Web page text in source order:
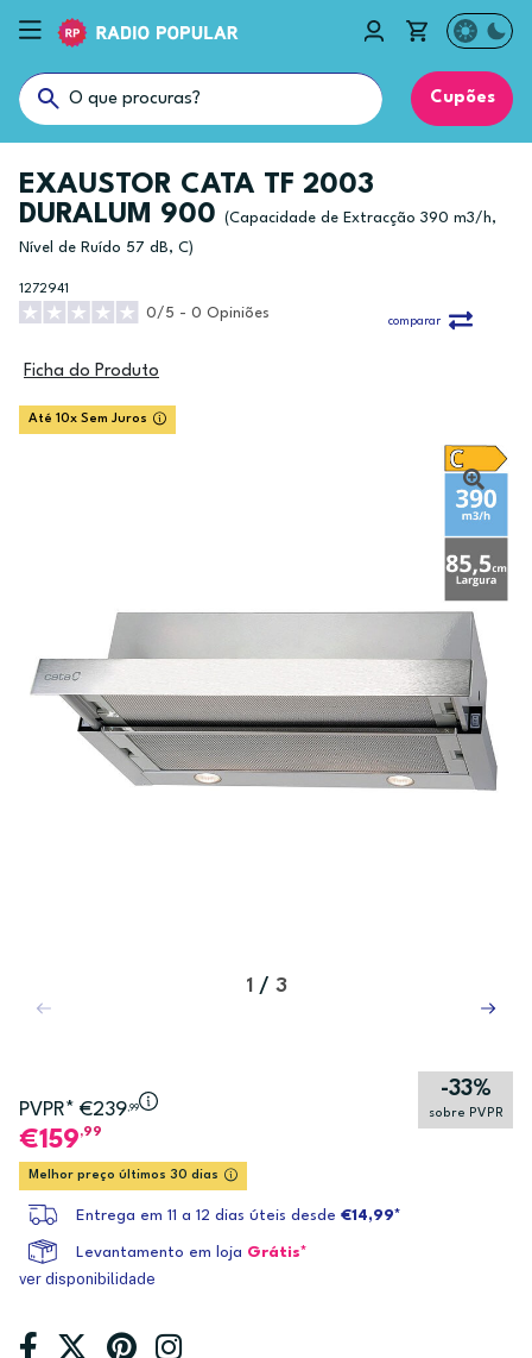
Cupões
EXAUSTOR CATA TF 2003
DURALUM 900
(Capacidade de Extracção 390 m3/h,
Nível de Ruído 57 dB, C)
1272941
0/5 - 0 Opiniões
comparar
Ficha do Produto
Até 10x Sem Juros
1 / 3
PVPR* €239,99
-33%
sobre PVPR
159,99
Melhor preço últimos 30 dias
Entrega em 11 a 12 dias úteis desde €14,99*
Levantamento em loja Grátis*
ver disponibilidade